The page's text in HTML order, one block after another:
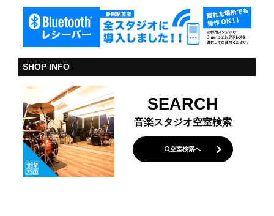
SHOP INFO
SEARCH
音楽スタジオ空室検索
空室検索へ